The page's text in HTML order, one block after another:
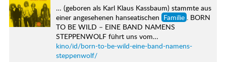
… (geboren als Karl Klaus Kassbaum) stammte aus
einer angesehenen hanseatischen Familie . BORN
TO BE WILD – EINE BAND NAMENS
STEPPENWOLF führt uns vom…
kino/id/born-to-be-wild-eine-band-namens-
steppenwolf/